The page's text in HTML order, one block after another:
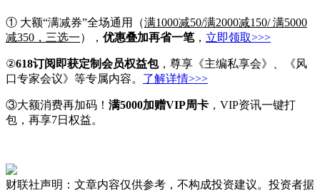
① 大额“满减券”全场通用（满1000减50/满2000减150/ 满5000
减350，三选一）， 优惠叠加再省一笔， 立即领取>>>
②618订阅即获定制会员权益包，尊享《主编私享会》、《风
口专家会议》等专属内容。 了解详情>>>
③大额消费再加码！ 满5000加赠VIP周卡 ，VIP资讯一键打
包，再享7日权益。
财联社声明：文章内容仅供参考，不构成投资建议。投资者据